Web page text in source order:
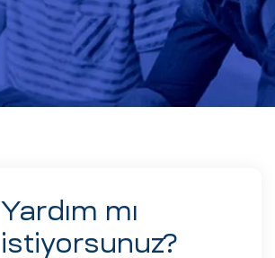
Yardım mı
istiyorsunuz?